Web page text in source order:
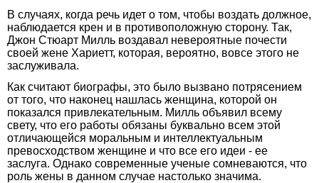
В случаях, когда речь идет о том, чтобы воздать должное,
наблюдается крен и в противоположную сторону. Так,
Джон Стюарт Милль воздавал невероятные почести
своей жене Хариетт, которая, вероятно, вовсе этого не
заслуживала.
Как считают биографы, это было вызвано потрясением
от того, что наконец нашлась женщина, которой он
показался привлекательным. Милль объявил всему
свету, что его работы обязаны буквально всем этой
отличающейся моральным и интеллектуальным
превосходством женщине и что все его идеи - ее
заслуга. Однако современные ученые сомневаются, что
роль жены в данном случае настолько значима.